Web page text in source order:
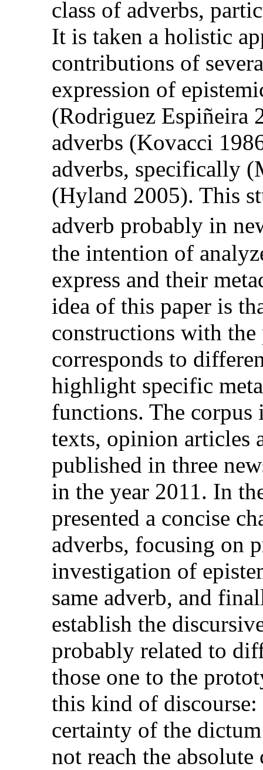
class of adverbs,
It is taken a holistic
contributions of
expression of
(Rodriguez Espiñeira
adverbs (Kovacci
adverbs, specifically
(Hyland 2005). This
adverb probably in
the intention of
express and their
idea of this paper is
constructions with
corresponds to
highlight specific
functions. The
texts, opinion articles
published in three
in the year 2011. In
presented a concise
adverbs, focusing on
investigation of
same adverb, and
establish the
probably related to
those one to the
this kind of
certainty of the
not reach the absolute